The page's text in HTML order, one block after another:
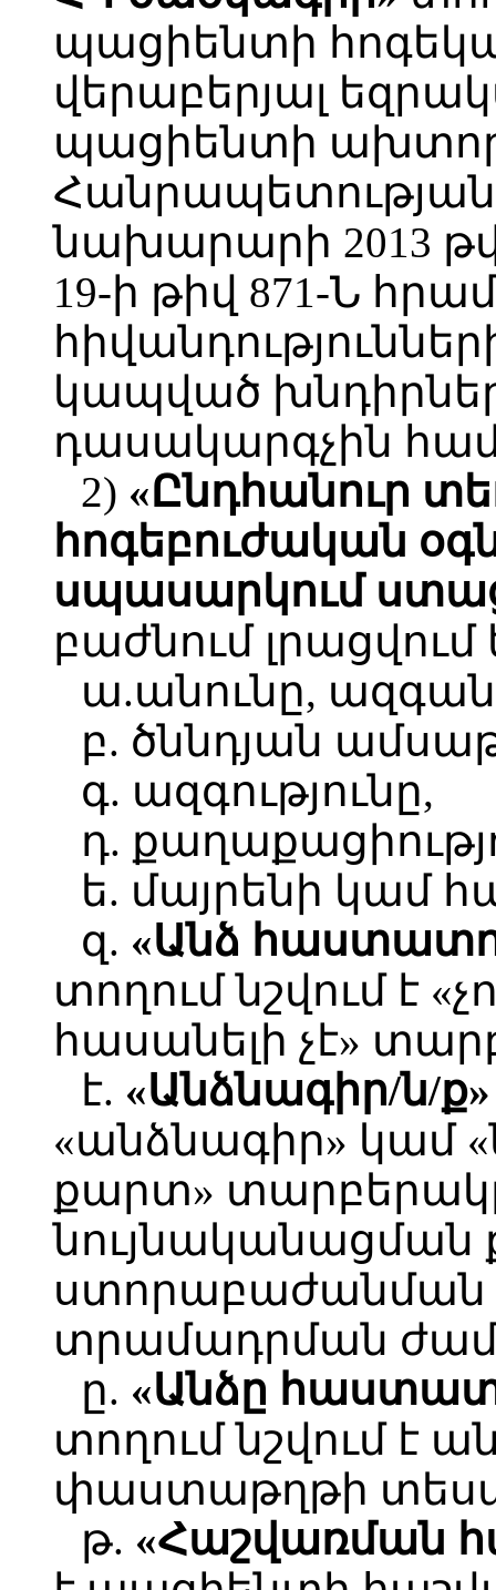
պացիենտի
վերաբերյալ
պացիենտի
Հանրապետության
նախարարի 2013
19-ի թիվ 871-Ն
կապված
դասակարգչին
2) «Ընդհանուր
հոգեբուժական
սպասարկում
բաժնում
ա.անունը,
բ. ծննդյան
գ. ազգությունը,
դ.
ե. մայրենի կամ
զ. «Անձ
տողում նշվում է
հասանելի չէ»
է. «Անձնագիր/ն/ք»
«անձնագիր» կամ
քարտ»
ստորաբաժանման
տրամադրման
ը. «Անձը
տողում նշվում է
փաստաթղթի
թ. «Հաշվառման